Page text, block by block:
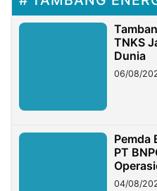
TNKS
Dunia
06/08/
Pemda
PT
04/08/